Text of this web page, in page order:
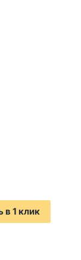
в 1 клик